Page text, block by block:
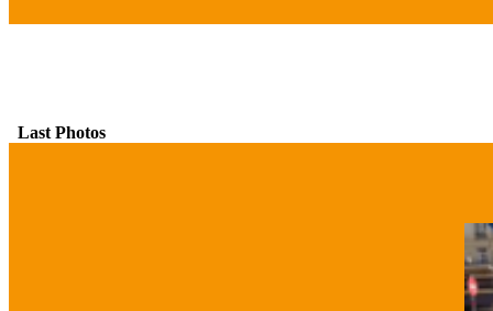
Last Photos